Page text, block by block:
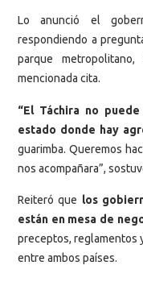
Lo anunció el
respondiendo a
parque
mencionada cita.
“El Táchira no
estado donde hay
guarimba. Queremos
nos acompañara”,
Reiteró que los
están en mesa de
preceptos, reglamentos
entre ambos países.